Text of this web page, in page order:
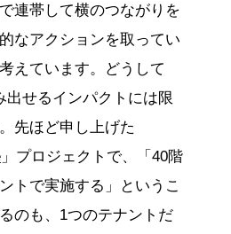
連帯して横のつながりを
なアクションを取ってい
えています。どうして
出せるインパクトには限
先ほど申し上げた
」プロジェクトで、「40階
トで実施する」というこ
のも、1つのテナントだ